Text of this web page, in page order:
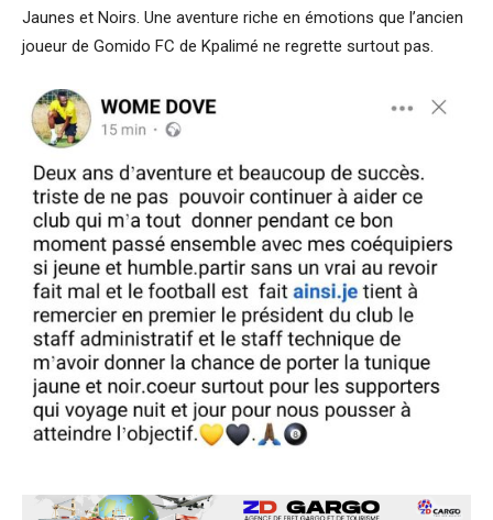
Jaunes et Noirs. Une aventure riche en émotions que l’ancien
joueur de Gomido FC de Kpalimé ne regrette surtout pas.